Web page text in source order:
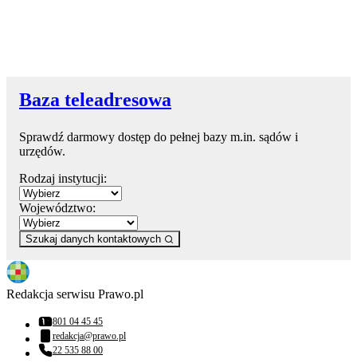
Baza teleadresowa
Sprawdź darmowy dostęp do pełnej bazy m.in. sądów i
urzędów.
Rodzaj instytucji:
Województwo:
Szukaj danych kontaktowych
Redakcja serwisu Prawo.pl
Numer telefonu:
801 04 45 45
Adres email:
redakcja@prawo.pl
Numer telefonu:
22 535 88 00